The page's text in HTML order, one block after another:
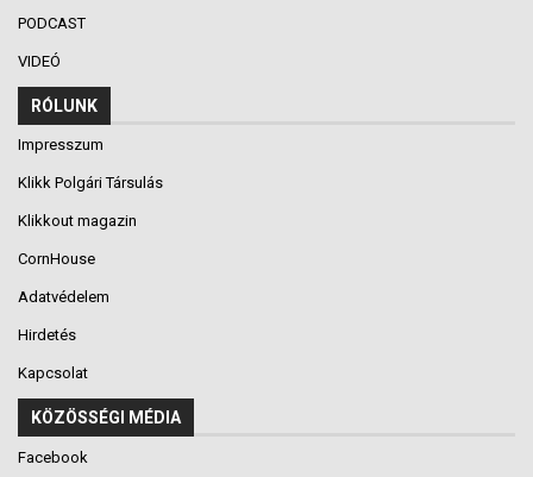
PODCAST
VIDEÓ
RÓLUNK
Impresszum
Klikk Polgári Társulás
Klikkout magazin
CornHouse
Adatvédelem
Hirdetés
Kapcsolat
KÖZÖSSÉGI MÉDIA
Facebook